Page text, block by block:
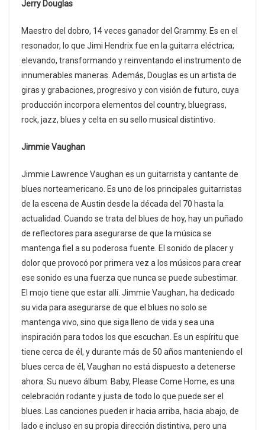
Jerry Douglas
Maestro del dobro, 14 veces ganador del Grammy. Es en el
resonador, lo que Jimi Hendrix fue en la guitarra eléctrica;
elevando, transformando y reinventando el instrumento de
innumerables maneras. Además, Douglas es un artista de
giras y grabaciones, progresivo y con visión de futuro, cuya
producción incorpora elementos del country, bluegrass,
rock, jazz, blues y celta en su sello musical distintivo.
Jimmie Vaughan
Jimmie Lawrence Vaughan es un guitarrista y cantante de
blues norteamericano. Es uno de los principales guitarristas
de la escena de Austin desde la década del 70 hasta la
actualidad. Cuando se trata del blues de hoy, hay un puñado
de reflectores para asegurarse de que la música se
mantenga fiel a su poderosa fuente. El sonido de placer y
dolor que provocó por primera vez a los músicos para crear
ese sonido es una fuerza que nunca se puede subestimar.
El mojo tiene que estar allí. Jimmie Vaughan, ha dedicado
su vida para asegurarse de que el blues no solo se
mantenga vivo, sino que siga lleno de vida y sea una
inspiración para todos los que escuchan. Es un espíritu que
tiene cerca de él, y durante más de 50 años manteniendo el
blues cerca de él, Vaughan no está dispuesto a detenerse
ahora. Su nuevo álbum: Baby, Please Come Home, es una
celebración rodante y justa de todo lo que puede ser el
blues. Las canciones pueden ir hacia arriba, hacia abajo, de
lado e incluso en su propia dirección distintiva, pero una